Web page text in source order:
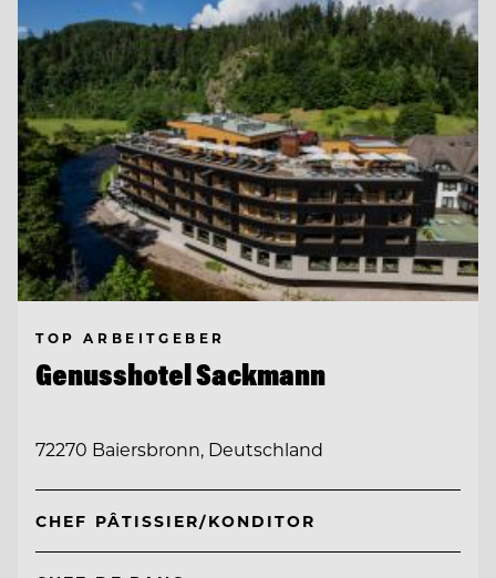
TOP ARBEITGEBER
Genusshotel Sackmann
72270 Baiersbronn, Deutschland
CHEF PÂTISSIER/KONDITOR